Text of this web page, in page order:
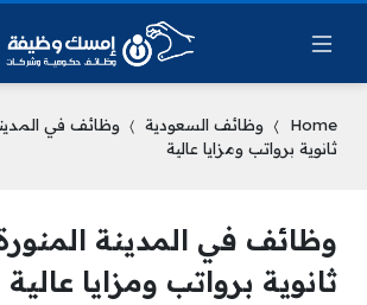
Home وظائف السعودية
وظائف في
ثانوية برواتب ومزايا عالية
وظائف في المدينة
ثانوية برواتب ومزايا عالية